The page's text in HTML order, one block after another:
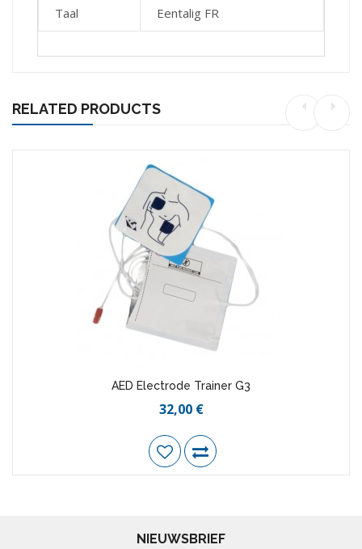
Taal Eentalig FR
RELATED PRODUCTS
AED Electrode Trainer G3
32,00 €
NIEUWSBRIEF